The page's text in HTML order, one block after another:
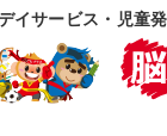
イサービス・児童